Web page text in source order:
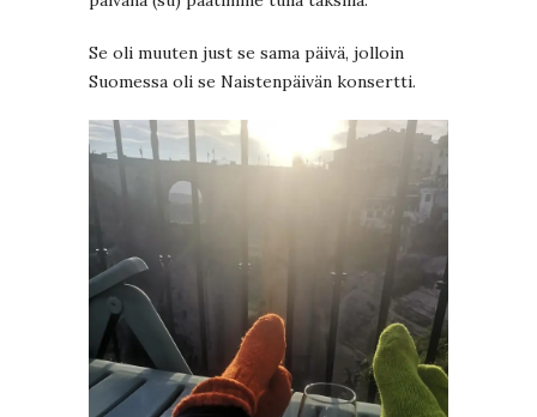
Se oli muuten just se sama päivä, jolloin
Suomessa oli se Naistenpäivän konsertti.